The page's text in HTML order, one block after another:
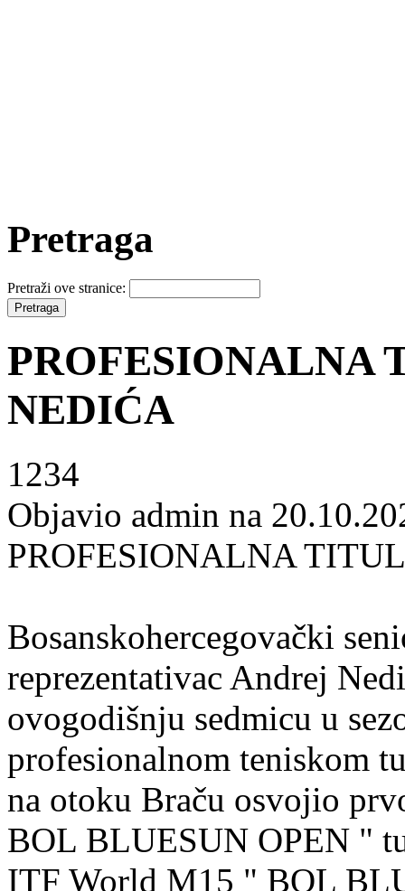
Pretraga
Pretraži ove stranice:
PROFESIONALNA
NEDIĆA
1234
Objavio admin na
PROFESIONALNA
Bosanskohercegovački
reprezentativac Andrej
ovogodišnju sedmicu u
profesionalnom teniskom
na otoku Braču osvojio
BOL BLUESUN OPEN "
ITF World M15 " BOL